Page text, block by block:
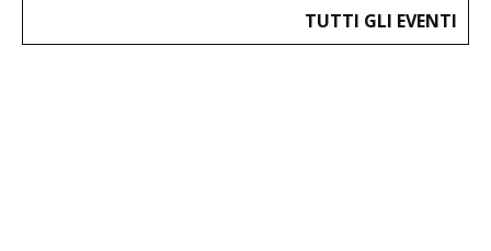
TUTTI GLI EVENTI